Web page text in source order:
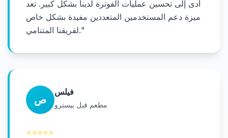
أدى إلى تحسين عمليات الفوترة لدينا بشكل كبير. تعد
ميزة دعم المستخدمين المتعددين مفيدة بشكل خاص
لفريقنا المتنامي."
ص
فيلس
مطعم فيل بيسترو
⭐⭐⭐⭐⭐